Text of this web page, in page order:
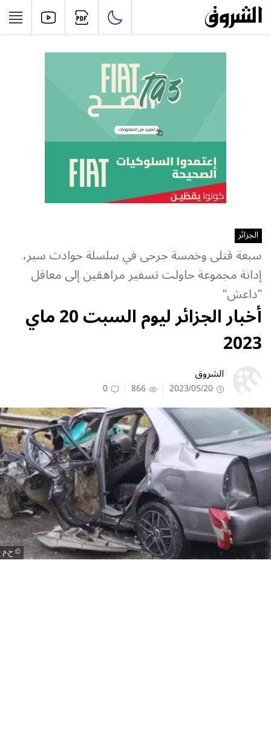
الجزائر
سبعة قتلى وخمسة جرحى في سلسلة حوادث سير،
إدانة مجموعة حاولت تسفير مراهقين إلى معاقل
"داعش"
أخبار الجزائر ليوم السبت 20 ماي
2023
الشروق
2023/05/20
866
0
ح.م